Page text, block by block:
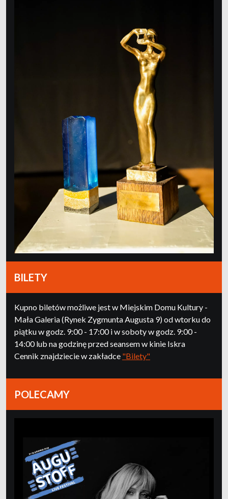
BILETY
Kupno biletów możliwe jest w Miejskim Domu Kultury -
Mała Galeria (Rynek Zygmunta Augusta 9) od wtorku do
piątku w godz. 9:00 - 17:00 i w soboty w godz. 9:00 -
14:00 lub na godzinę przed seansem w kinie Iskra
Cennik znajdziecie w zakładce "Bilety"
POLECAMY